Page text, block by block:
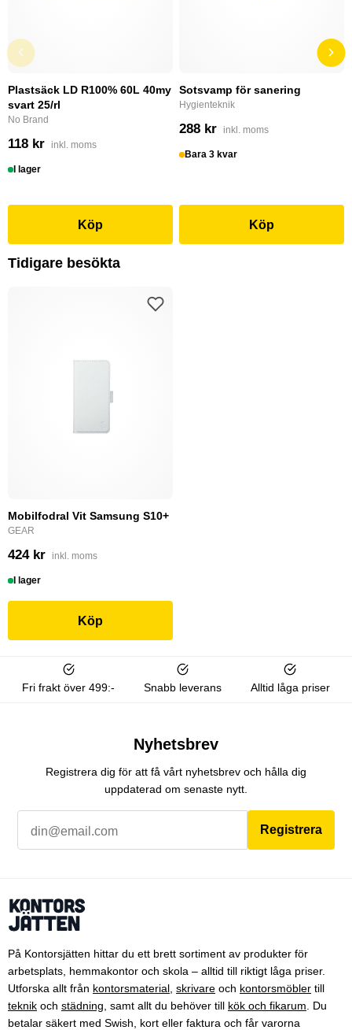
Plastsäck LD R100% 60L 40my
svart 25/rl
No Brand
118 kr inkl. moms
I lager
Köp
Sotsvamp för sanering
Hygienteknik
288 kr inkl. moms
Bara 3 kvar
Köp
Tidigare besökta
Mobilfodral Vit Samsung S10+
GEAR
424 kr inkl. moms
I lager
Köp
Fri frakt över 499:- Snabb leverans Alltid låga priser
Nyhetsbrev
Registrera dig för att få vårt nyhetsbrev och hålla dig
uppdaterad om senaste nytt.
Registrera
På Kontorsjätten hittar du ett brett sortiment av produkter för
arbetsplats, hemmakontor och skola – alltid till riktigt låga priser.
Utforska allt från kontorsmaterial skrivare och kontorsmöbler till
teknik och städning , samt allt du behöver till kök och fikarum . Du
betalar säkert med Swish, kort eller faktura och får varorna